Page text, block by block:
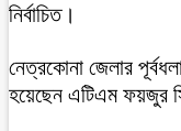
নির্বাচিত।
নেত্রকোনা জেলার
হয়েছেন এটিএম ফয়জুর